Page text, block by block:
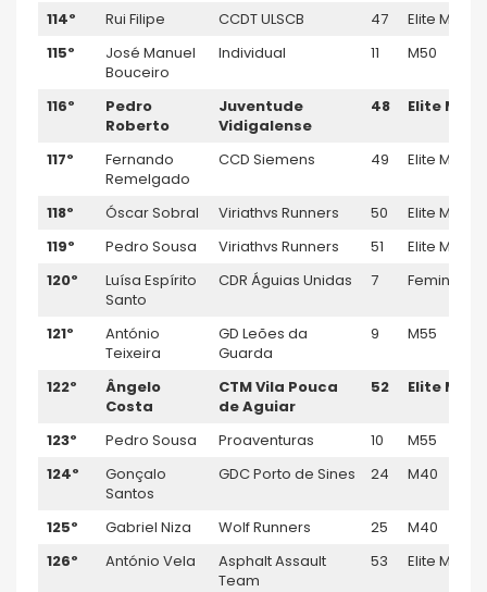
114º
Rui Filipe CCDT ULSCB 47
Elite M
115º
José Manuel
Bouceiro
Individual 11 M50
116º
Pedro
Roberto
Juventude
Vidigalense
48 Elite M
117º
Fernando
Remelgado
CCD Siemens 49 Elite M
118º Óscar Sobral Viriathvs Runners 50
Elite M
119º
Pedro Sousa Viriathvs Runners 51
Elite M
120º
Luísa Espírito
Santo
CDR Águias Unidas 7 Feminino
121º
António
Teixeira
GD Leões da
Guarda
9 M55
122º
Ângelo
Costa
CTM Vila Pouca
de Aguiar
52 Elite M
123º Pedro Sousa Proaventuras 10
M55
124º
Gonçalo
Santos
GDC Porto de Sines 24 M40
125º Gabriel Niza Wolf Runners 25
M40
126º
António Vela
Asphalt Assault
Team
53 Elite M